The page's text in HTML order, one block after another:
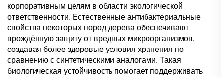
корпоративным целям в области экологической
ответственности. Естественные антибактериальные
свойства некоторых пород дерева обеспечивают
врождённую защиту от вредных микроорганизмов,
создавая более здоровые условия хранения по
сравнению с синтетическими аналогами. Такая
биологическая устойчивость помогает поддерживать